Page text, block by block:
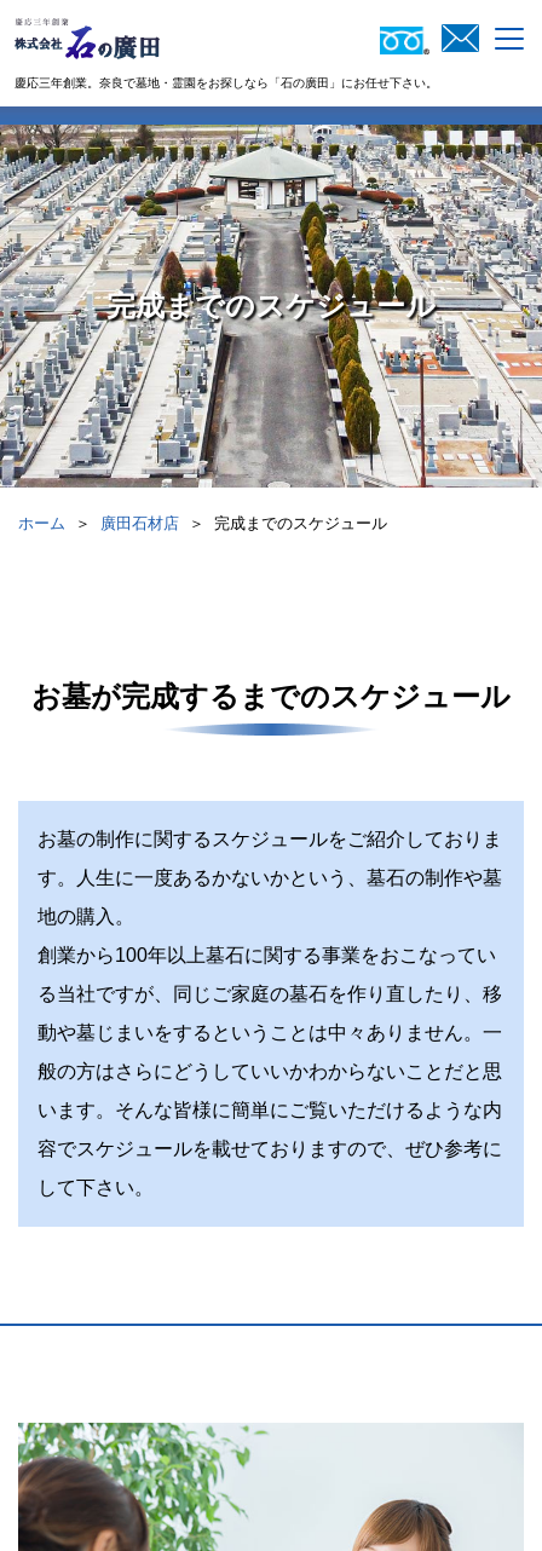
慶応三年創業。奈良で墓地・霊園を​​​​​​​お探しなら「石の廣田」にお任せ下さい。
完成までのスケジュール
ホーム ＞ 廣田石材店 ＞ 完成までのスケジュール
お墓が完成するまでのスケジュール
お墓の制作に関するスケジュールをご紹介しておりま
す。人生に一度あるかないかという、墓石の制作や墓
地の購入。
創業から100年以上墓石に関する事業をおこなってい
る当社ですが、同じご家庭の墓石を作り直したり、移
動や墓じまいをするということは中々ありません。一
般の方はさらにどうしていいかわからないことだと思
います。そんな皆様に簡単にご覧いただけるような内
容でスケジュールを載せておりますので、ぜひ参考に
して下さい。